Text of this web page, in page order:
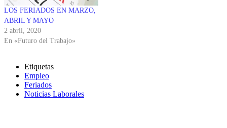
LOS FERIADOS EN MARZO,
ABRIL Y MAYO
2 abril, 2020
En «Futuro del Trabajo»
Etiquetas
Empleo
Feriados
Noticias Laborales